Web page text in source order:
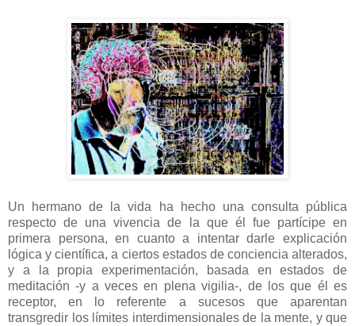
Un hermano de la vida ha hecho una consulta pública
respecto de una vivencia de la que él fue partícipe en
primera persona, en cuanto a intentar darle explicación
lógica y científica, a ciertos estados de conciencia alterados,
y a la propia experimentación, basada en estados de
meditación -y a veces en plena vigilia-, de los que él es
receptor, en lo referente a sucesos que aparentan
transgredir los límites interdimensionales de la mente, y que